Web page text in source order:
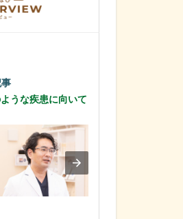
うな疾患に向いて